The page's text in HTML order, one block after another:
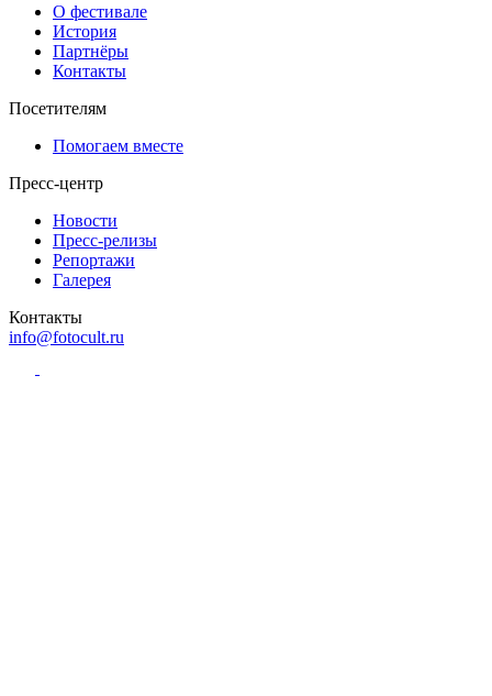
О фестивале
История
Партнёры
Контакты
Посетителям
Помогаем вместе
Пресс-центр
Новости
Пресс-релизы
Репортажи
Галерея
Контакты
info@fotocult.ru